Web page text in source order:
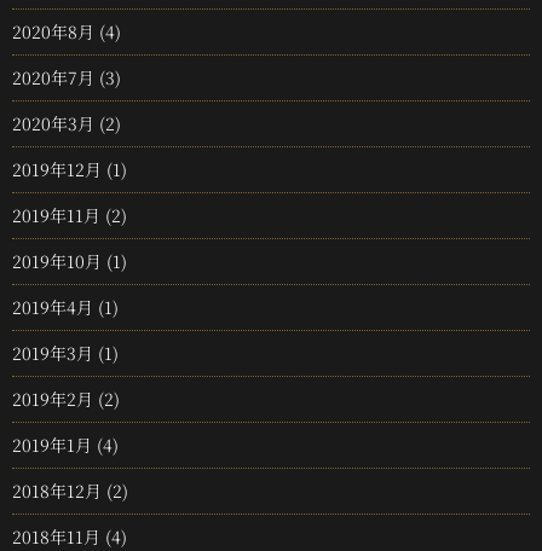
2020年8月 (4)
2020年7月 (3)
2020年3月 (2)
2019年12月 (1)
2019年11月 (2)
2019年10月 (1)
2019年4月 (1)
2019年3月 (1)
2019年2月 (2)
2019年1月 (4)
2018年12月 (2)
2018年11月 (4)